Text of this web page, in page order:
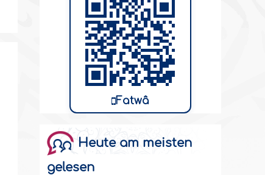
Fatwâ
Heute am meisten
gelesen